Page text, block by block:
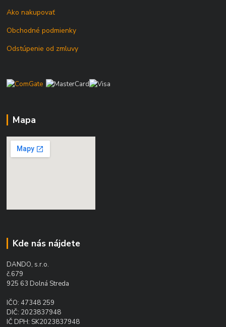
Ako nakupovať
Obchodné podmienky
Odstúpenie od zmluvy
Mapa
Kde nás nájdete
DANDO, s.r.o.
č.679
925 63 Dolná Streda
IČO: 47348 259
DIČ: 2023837948
IČ DPH: SK2023837948